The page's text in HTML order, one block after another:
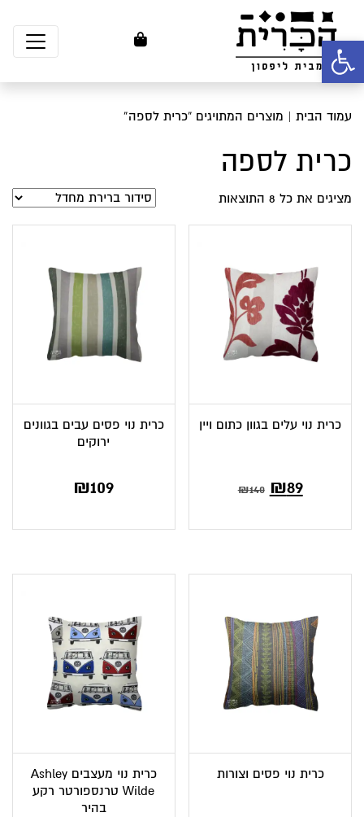
פתח סרגל נגישות
עמוד הבית | מוצרים המתויגים “כרית לספה”
כרית לספה
מציגים את כל ⁦8⁩ התוצאות
כרית נוי עלים בגוון כתום ויין
₪140 המחיר
₪140.
₪89המחיר
₪89.
כרית נוי פסים עבים בגוונים
ירוקים
₪109
כרית נוי פסים וצורות
כרית נוי מעצבים Ashley
Wilde טרנספורטר רקע
בהיר